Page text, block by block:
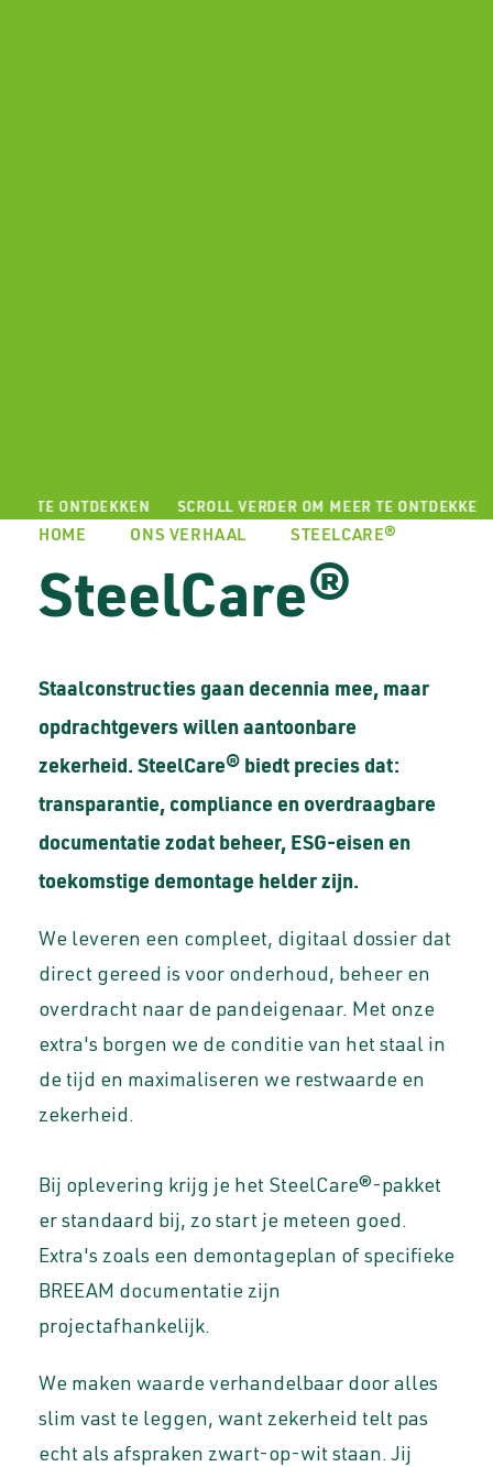
SCROLL VERDER OM MEER TE ONTDEKKEN
HOME ONS VERHAAL STEELCARE®
SteelCare®
Staalconstructies gaan decennia mee, maar
opdrachtgevers willen aantoonbare
zekerheid. SteelCare® biedt precies dat:
transparantie, compliance en overdraagbare
documentatie zodat beheer, ESG-eisen en
toekomstige demontage helder zijn.
We leveren een compleet, digitaal dossier dat
direct gereed is voor onderhoud, beheer en
overdracht naar de pandeigenaar. Met onze
extra's borgen we de conditie van het staal in
de tijd en maximaliseren we restwaarde en
zekerheid.
Bij oplevering krijg je het SteelCare®-pakket
er standaard bij, zo start je meteen goed.
Extra's zoals een demontageplan of specifieke
BREEAM documentatie zijn
projectafhankelijk.
We maken waarde verhandelbaar door alles
slim vast te leggen, want zekerheid telt pas
echt als afspraken zwart-op-wit staan. Jij